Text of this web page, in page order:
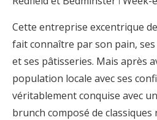
Cette entreprise excentrique
fait connaître par son pain,
et ses pâtisseries. Mais après
population locale avec ses
véritablement conquise avec
brunch composé de classiques